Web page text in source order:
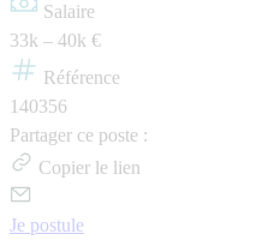
Salaire
33k – 40k €
Référence
140356
Partager ce poste :
Copier le lien
Je postule